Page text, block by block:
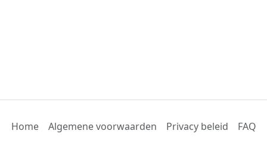
Home Algemene voorwaarden Privacy beleid FAQ